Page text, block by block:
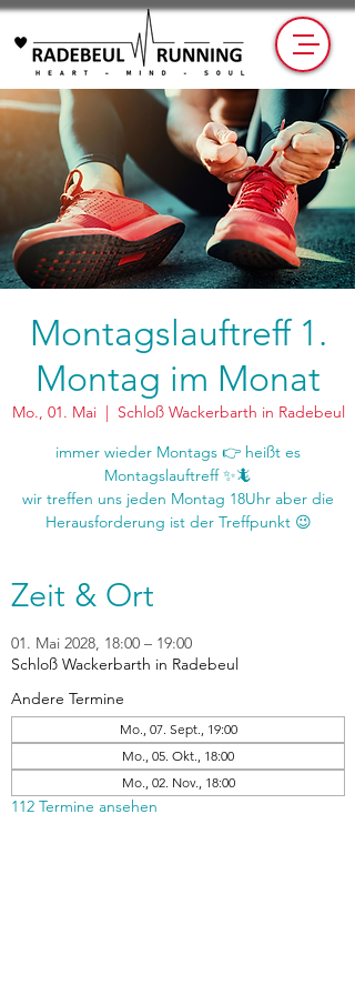
Montagslauftreff 1.
Montag im Monat
Mo., 01. Mai
  |
Schloß Wackerbarth in Radebeul
immer wieder Montags 👉 heißt es
Montagslauftreff ✨🦎
wir treffen uns jeden Montag 18Uhr aber die
Zeit & Ort
01. Mai 2028, 18:00 – 19:00
Schloß Wackerbarth in Radebeul
Andere Termine
Mo., 07. Sept., 19:00
Mo., 05. Okt., 18:00
Mo., 02. Nov., 18:00
112 Termine ansehen